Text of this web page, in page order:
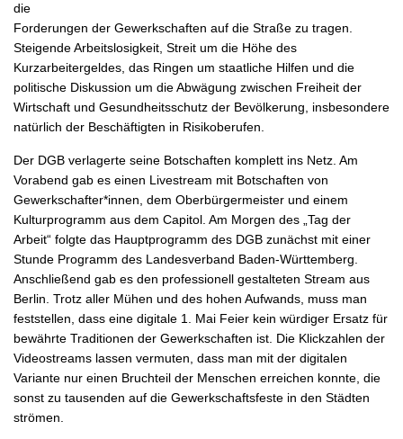
die
Forderungen der Gewerkschaften auf die Straße zu tragen.
Steigende Arbeitslosigkeit, Streit um die Höhe des
Kurzarbeitergeldes, das Ringen um staatliche Hilfen und die
politische Diskussion um die Abwägung zwischen Freiheit der
Wirtschaft und Gesundheitsschutz der Bevölkerung, insbesondere
natürlich der Beschäftigten in Risikoberufen.
Der DGB verlagerte seine Botschaften komplett ins Netz. Am
Vorabend gab es einen Livestream mit Botschaften von
Gewerkschafter*innen, dem Oberbürgermeister und einem
Kulturprogramm aus dem Capitol. Am Morgen des „Tag der
Arbeit“ folgte das Hauptprogramm des DGB zunächst mit einer
Stunde Programm des Landesverband Baden-Württemberg.
Anschließend gab es den professionell gestalteten Stream aus
Berlin. Trotz aller Mühen und des hohen Aufwands, muss man
feststellen, dass eine digitale 1. Mai Feier kein würdiger Ersatz für
bewährte Traditionen der Gewerkschaften ist. Die Klickzahlen der
Videostreams lassen vermuten, dass man mit der digitalen
Variante nur einen Bruchteil der Menschen erreichen konnte, die
sonst zu tausenden auf die Gewerkschaftsfeste in den Städten
strömen.